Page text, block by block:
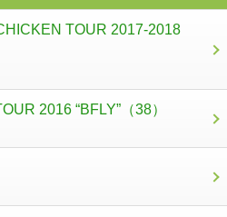
TOUR 2017-2018
2016 “BFLY” （38）